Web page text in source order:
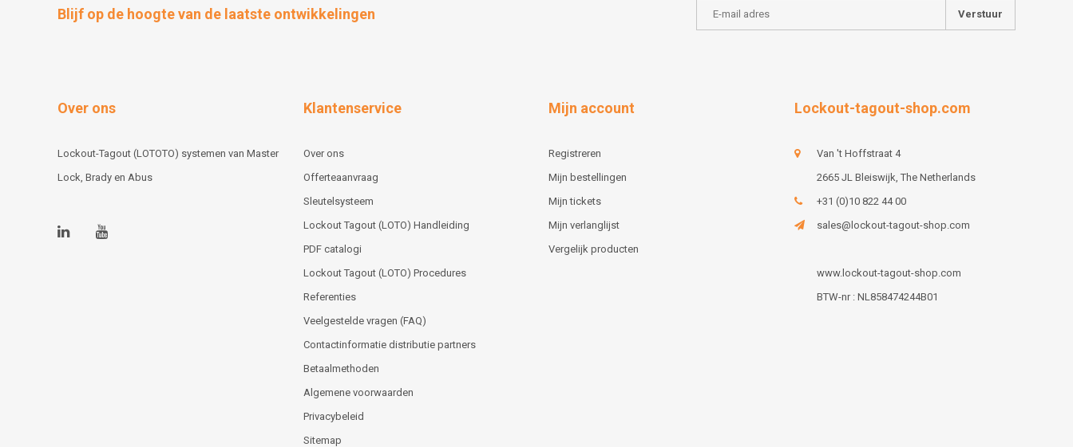
Blijf op de hoogte van de laatste ontwikkelingen Verstuur
Over ons
Lockout-Tagout (LOTOTO) systemen van Master
Lock, Brady en Abus
Klantenservice
Over ons
Offerteaanvraag
Sleutelsysteem
Lockout Tagout (LOTO) Handleiding
PDF catalogi
Lockout Tagout (LOTO) Procedures
Referenties
Veelgestelde vragen (FAQ)
Contactinformatie distributie partners
Betaalmethoden
Algemene voorwaarden
Privacybeleid
Sitemap
Mijn account
Registreren
Mijn bestellingen
Mijn tickets
Mijn verlanglijst
Vergelijk producten
Lockout-tagout-shop.com
Van 't Hoffstraat 4
2665 JL Bleiswijk, The Netherlands
+31 (0)10 822 44 00
sales@lockout-tagout-shop.com
www.lockout-tagout-shop.com
BTW-nr : NL858474244B01